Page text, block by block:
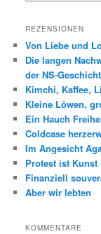
REZENSIONEN
Von Liebe und
Die langen
der NS-
Kimchi, Kaffee,
Kleine Löwen,
Ein Hauch
Coldcase
Im Angesicht
Protest ist Kunst
Finanziell
Aber wir lebten
KOMMENTARE